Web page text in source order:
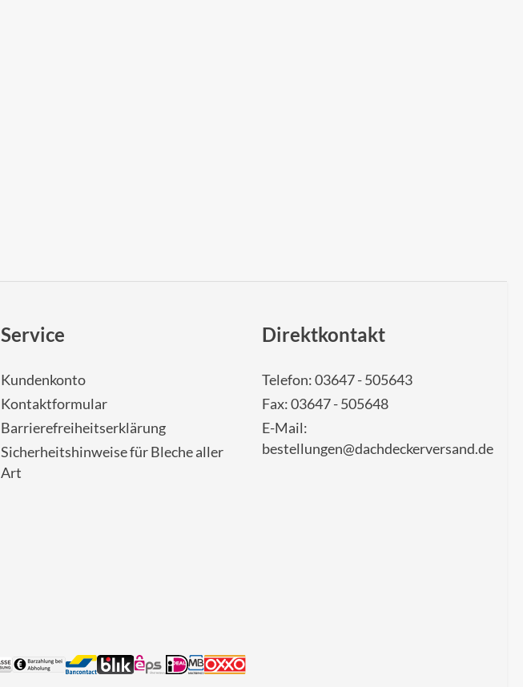
Service
Kundenkonto
Kontaktformular
Barrierefreiheitserklärung
Sicherheitshinweise für Bleche aller
Art
Direktkontakt
Telefon: 03647 - 505643
Fax: 03647 - 505648
E-Mail:
bestellungen@dachdeckerversand.de